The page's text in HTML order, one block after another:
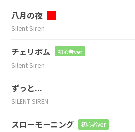
八月の夜
Silent Siren
チェリボム 初心者ver
Silent Siren
ずっと...
SILENT SIREN
スローモーニング 初心者ver